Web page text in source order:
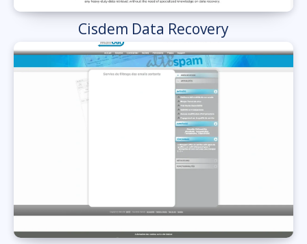
Cisdem Data Recovery